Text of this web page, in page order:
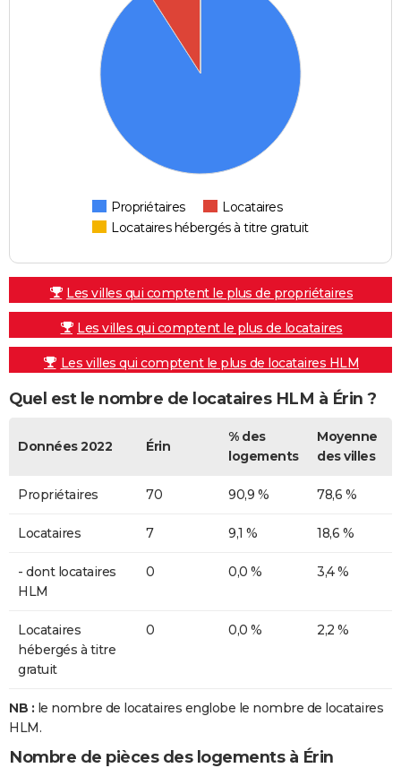
Propriétaires
Locataires
Locataires hébergés à titre gratuit
Les villes qui comptent le plus de propriétaires
Les villes qui comptent le plus de locataires
Les villes qui comptent le plus de locataires HLM
Quel est le nombre de locataires HLM à Érin ?
Données 2022 Érin
% des
logements
Moyenne
des villes
Propriétaires 70 90,9 % 78,6 %
Locataires 7 9,1 % 18,6 %
- dont locataires
HLM
0 0,0 % 3,4 %
Locataires
hébergés à titre
gratuit
0 0,0 % 2,2 %
NB : le nombre de locataires englobe le nombre de locataires
HLM.
Nombre de pièces des logements à Érin